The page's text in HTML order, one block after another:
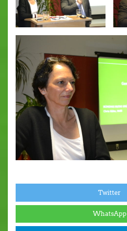
Twitter
WhatsApp